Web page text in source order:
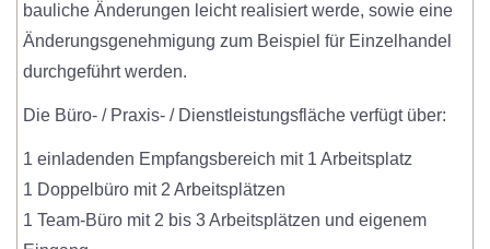
bauliche Änderungen leicht realisiert werde, sowie eine
Änderungsgenehmigung zum Beispiel für Einzelhandel
durchgeführt werden.
Die Büro- / Praxis- / Dienstleistungsfläche verfügt über:
1 einladenden Empfangsbereich mit 1 Arbeitsplatz
1 Doppelbüro mit 2 Arbeitsplätzen
1 Team-Büro mit 2 bis 3 Arbeitsplätzen und eigenem